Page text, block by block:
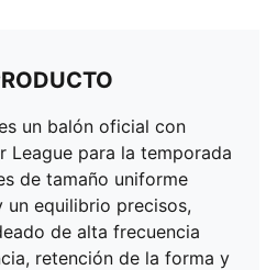
un balón oficial con
League para la temporada
de tamaño uniforme
un equilibrio precisos,
de alta frecuencia
retención de la forma y